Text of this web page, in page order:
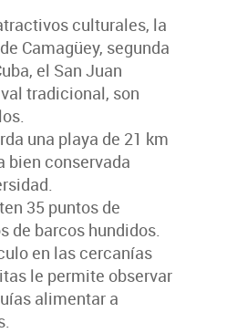
culturales, la
Camagüey, segunda
el San Juan
tradicional, son
una playa de 21 km
bien conservada
35 puntos de
de barcos hundidos.
en las cercanías
le permite observar
alimentar a